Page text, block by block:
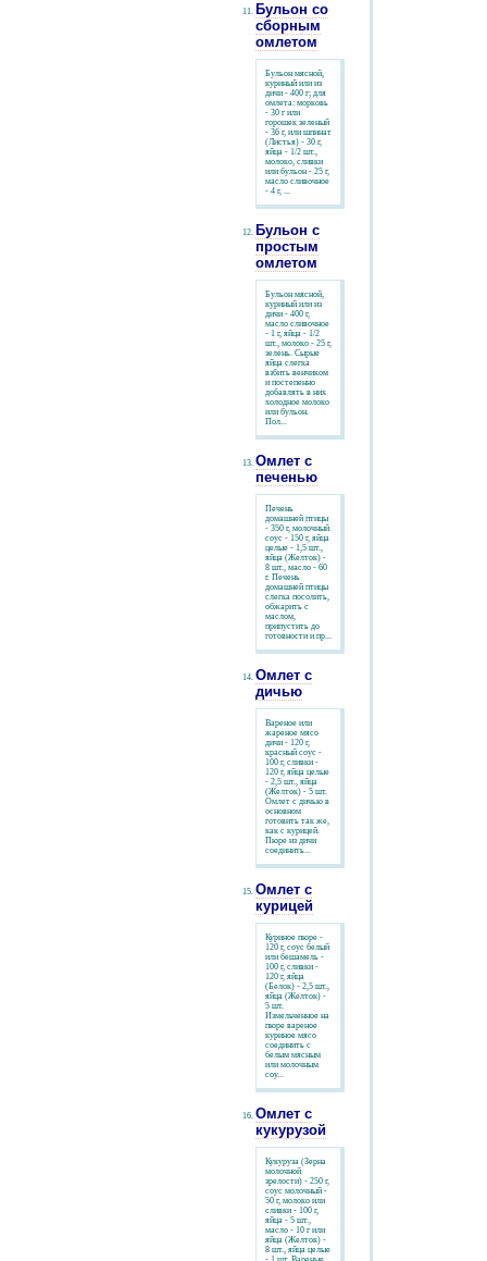
Бульон со
сборным
омлетом
Бульон мясной,
куриный или из
дичи - 400 г; для
омлета: морковь
- 30 г или
горошек зеленый
- 36 г, или шпинат
(Листья) - 30 г,
яйца - 1/2 шт.,
молоко, сливки
или бульон - 25 г,
масло сливочное
- 4 г, ...
Бульон с
простым
омлетом
Бульон мясной,
куриный или из
дичи - 400 г,
масло сливочное
- 1 г, яйца - 1/2
шт., молоко - 25 г,
зелень. Сырые
яйца слегка
взбить венчиком
и постепенно
добавлять в них
холодное молоко
или бульон.
Пол...
Омлет с
печенью
Печень
домашней птицы
- 350 г, молочный
соус - 150 г, яйца
целые - 1,5 шт.,
яйца (Желток) -
8 шт., масло - 60
г. Печень
домашней птицы
слегка посолить,
обжарить с
маслом,
припустить до
готовности и пр...
Омлет с
дичью
Вареное или
жареное мясо
дичи - 120 г,
красный соус -
100 г, сливки -
120 г, яйца целые
- 2,5 шт., яйца
(Желток) - 5 шт.
Омлет с дичью в
основном
готовить так же,
как с курицей.
Пюре из дичи
соединить...
Омлет с
курицей
Куриное пюре -
120 г, соус белый
или бешамель -
100 г, сливки -
120 г, яйца
(Белок) - 2,5 шт.,
яйца (Желток) -
5 шт.
Измельченное на
пюре вареное
куриное мясо
соединить с
белым мясным
или молочным
соу...
Омлет с
кукурузой
Кукуруза (Зерна
молочной
зрелости) - 250 г,
соус молочный -
50 г, молоко или
сливки - 100 г,
яйца - 5 шт.,
масло - 10 г или
яйца (Желток) -
8 шт., яйца целые